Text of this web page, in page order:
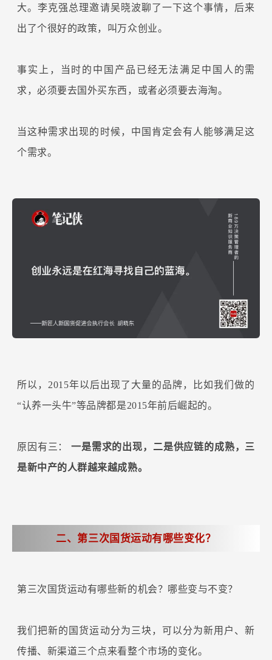
大。李克强总理邀请吴晓波聊了一下这个事情，后来
出了个很好的政策，叫万众创业。
事实上，当时的中国产品已经无法满足中国人的需
求，必须要去国外买东西，或者必须要去海淘。
当这种需求出现的时候，中国肯定会有人能够满足这
个需求。
所以，2015年以后出现了大量的品牌，比如我们做的
“认养一头牛”等品牌都是2015年前后崛起的。
原因有三：一是需求的出现，二是供应链的成熟，三
是新中产的人群越来越成熟。
二、第三次国货运动有哪些变化？
第三次国货运动有哪些新的机会？哪些变与不变？
我们把新的国货运动分为三块，可以分为新用户、新
传播、新渠道三个点来看整个市场的变化。